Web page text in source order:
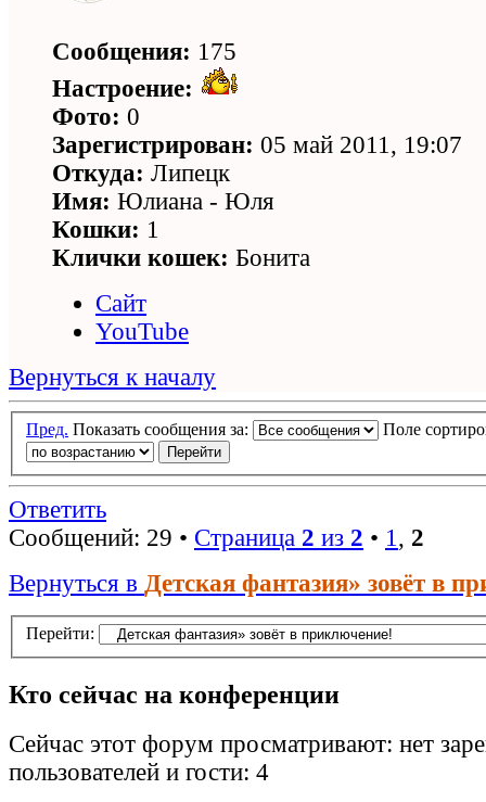
Сообщения: 175
Настроение:
Фото: 0
Зарегистрирован: 05 май 2011, 19:07
Откуда: Липецк
Имя: Юлиана - Юля
Кошки: 1
Клички кошек: Бонита
Сайт
YouTube
Вернуться к началу
Пред. Показать сообщения за: Поле
Ответить
Сообщений: 29 • Страница 2 из 2 • 1 , 2
Вернуться в Детская фантазия» зовёт в
Перейти:
Кто сейчас на конференции
Сейчас этот форум просматривают: нет
пользователей и гости: 4